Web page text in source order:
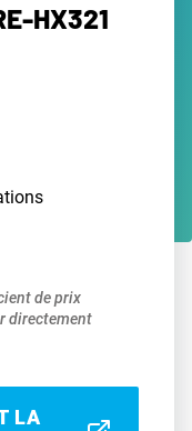
HX321
de prix
directement
LA